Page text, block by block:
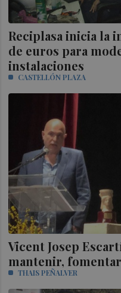
Reciplasa inicia la
de euros para
instalaciones
CASTELLÓN PLAZA
Vicent Josep
mantenir,
THAIS PEÑALVER